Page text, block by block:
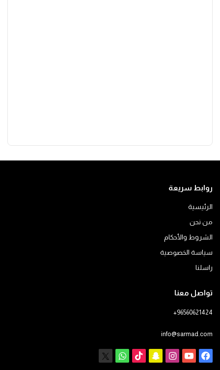
روابط سريعة
الرئيسية
من نحن
الشروط والأحكام
سياسة الخصوصية
راسلنا
تواصل معنا
+96560621424
info@sarmad.com
فيسبوكيوتيوبانستقرام
سناب ‫TikTokواتساب